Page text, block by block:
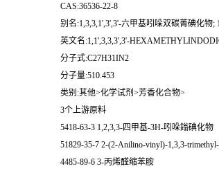
CAS:36536-22-8
别名:1,3,3,1',3',3'-六甲基吲哚双碳菁碘化物;
英文名:1,1',3,3,3',3'-
分子式:C27H31IN2
分子量:510.453
类别:其他>化学试剂>芳香化合物>
3个上游原料
5418-63-3 1,2,3,3-四甲基-3H-吲哚鎓碘化物
51829-35-7 2-(2-Anilino-vinyl)-1,3,3-
4485-89-6 3-丙烯醛缩苯胺